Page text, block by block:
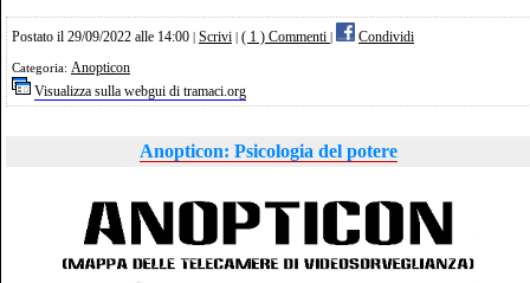
Postato il 29/09/2022 alle 14:00 Scrivi ( 1 ) Commenti Condividi
Categoria: Anopticon
Visualizza sulla webgui di tramaci.org
Anopticon: Psicologia del potere